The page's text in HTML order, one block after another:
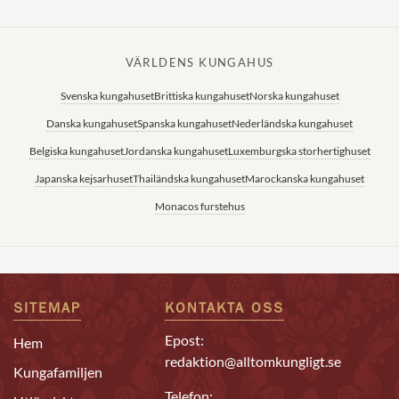
VÄRLDENS KUNGAHUS
Svenska kungahusetBrittiska kungahusetNorska kungahuset
Danska kungahusetSpanska kungahusetNederländska kungahuset
Belgiska kungahusetJordanska kungahusetLuxemburgska storhertighuset
Japanska kejsarhusetThailändska kungahusetMarockanska kungahuset
Monacos furstehus
SITEMAP
Hem
Kungafamiljen
KONTAKTA OSS
Epost:
redaktion@alltomkungligt.se